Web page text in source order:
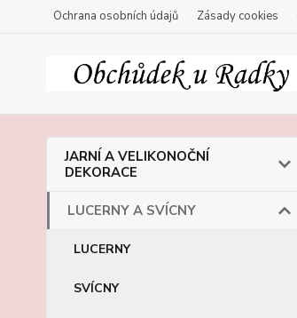
Ochrana osobních údajů Zásady cookies
JARNÍ A VELIKONOČNÍ
DEKORACE
LUCERNY A SVÍCNY
LUCERNY
SVÍCNY